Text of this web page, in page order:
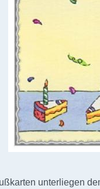
unterliegen